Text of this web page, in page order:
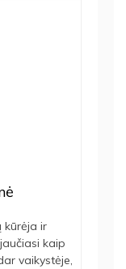
kūrėja ir
kaip
vaikystėje,